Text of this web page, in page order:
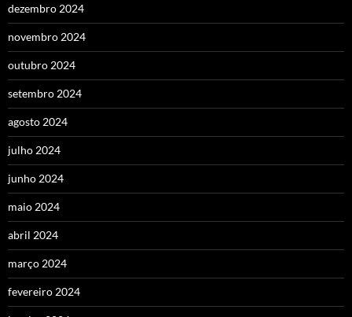
dezembro 2024
novembro 2024
outubro 2024
setembro 2024
agosto 2024
julho 2024
junho 2024
maio 2024
abril 2024
março 2024
fevereiro 2024